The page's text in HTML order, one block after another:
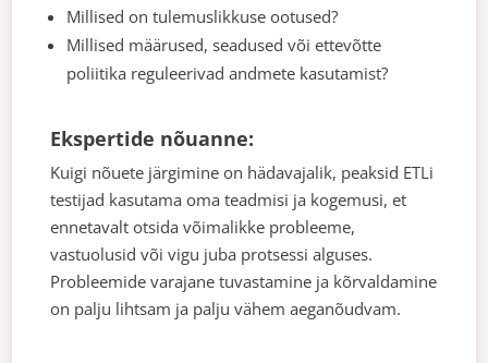
Millised on tulemuslikkuse ootused?
Millised määrused, seadused või ettevõtte
poliitika reguleerivad andmete kasutamist?
Ekspertide nõuanne:
Kuigi nõuete järgimine on hädavajalik, peaksid ETLi
testijad kasutama oma teadmisi ja kogemusi, et
ennetavalt otsida võimalikke probleeme,
vastuolusid või vigu juba protsessi alguses.
Probleemide varajane tuvastamine ja kõrvaldamine
on palju lihtsam ja palju vähem aeganõudvam.